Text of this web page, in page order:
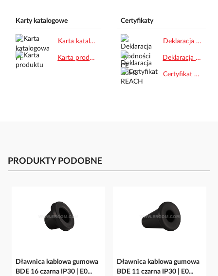
Karty katalogowe
Karta katalogowa PL.pdf
Karta produktu.pdf
Certyfikaty
Deklaracja zgodności CE.pdf
Deklaracja RoHS.pdf
Certyfikat REACH.pdf
PRODUKTY PODOBNE
Dławnica kablowa gumowa
BDE 16 czarna IP30 | E0...
Dławnica kablowa gumowa
BDE 11 czarna IP30 | E0...